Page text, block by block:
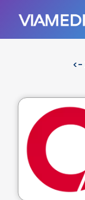
<-